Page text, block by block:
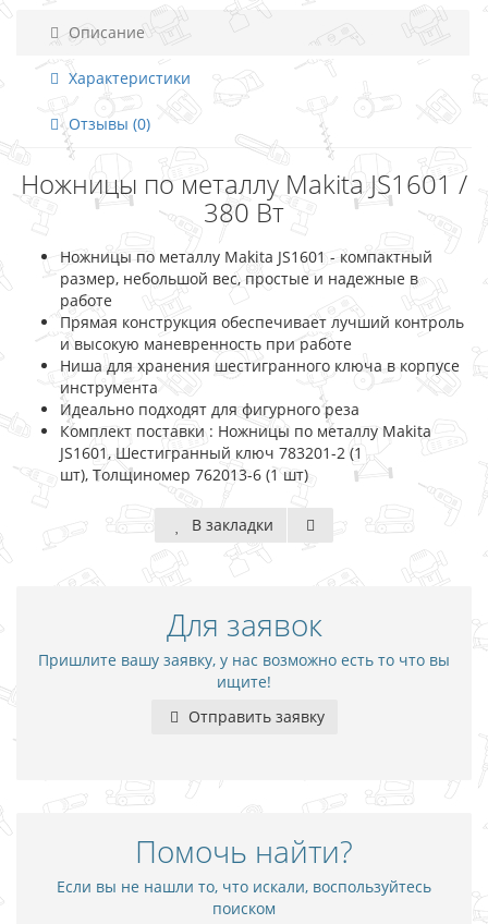
Описание
Характеристики
Отзывы (0)
Ножницы по металлу Makita JS1601 /
380 Вт
Ножницы по металлу Makita JS1601 - компактный
размер, небольшой вес, простые и надежные в
работе
Прямая конструкция обеспечивает лучший контроль
и высокую маневренность при работе
Ниша для хранения шестигранного ключа в корпусе
инструмента
Идеально подходят для фигурного реза
Комплект поставки : Ножницы по металлу Makita
JS1601, Шестигранный ключ 783201-2 (1
шт), Толщиномер 762013-6 (1 шт)
В закладки
Для заявок
Пришлите вашу заявку, у нас возможно есть то что вы
ищите!
Отправить заявку
Помочь найти?
Если вы не нашли то, что искали, воспользуйтесь
поиском